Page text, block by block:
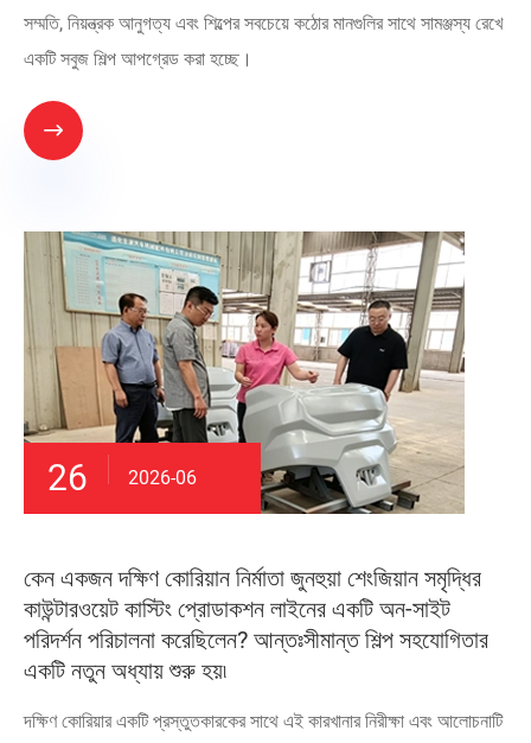
সম্মতি, নিয়ন্ত্রক আনুগত্য এবং শিল্পের সবচেয়ে কঠোর মানগুলির সাথে সামঞ্জস্য রেখে
একটি সবুজ শিল্প আপগ্রেড করা হচ্ছে।

26 2026-06
কেন একজন দক্ষিণ কোরিয়ান নির্মাতা জুনহুয়া শেংজিয়ান সমৃদ্ধির
কাউন্টারওয়েট কাস্টিং প্রোডাকশন লাইনের একটি অন-সাইট
পরিদর্শন পরিচালনা করেছিলেন? আন্তঃসীমান্ত শিল্প সহযোগিতার
একটি নতুন অধ্যায় শুরু হয়৷
দক্ষিণ কোরিয়ার একটি প্রস্তুতকারকের সাথে এই কারখানার নিরীক্ষা এবং আলোচনাটি